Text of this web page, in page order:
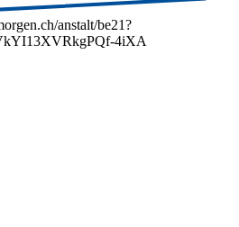
anstalt/be21?
4iXA